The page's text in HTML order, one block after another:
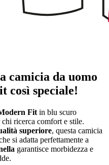
camicia da uomo
così speciale!
Fit in blu scuro
ricerca comfort e stile.
superiore, questa camicia
si adatta perfettamente a
garantisce morbidezza e